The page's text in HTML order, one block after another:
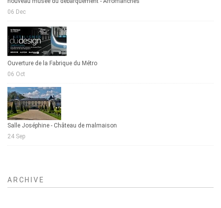
06 Dec
Ouverture de la Fabrique du Métro
06 Oct
Salle Joséphine - Château de malmaison
24 Sep
ARCHIVE